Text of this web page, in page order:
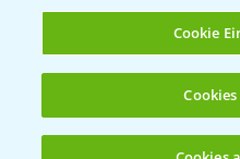
Allgemeine
Impressum
Cookie